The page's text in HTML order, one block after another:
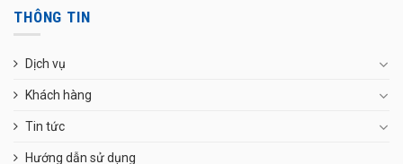
THÔNG TIN
Dịch vụ
Khách hàng
Tin tức
Hướng dẫn sử dụng